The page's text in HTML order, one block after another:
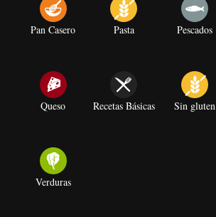
Pan Casero Pasta Pescados
Queso Recetas Básicas Sin gluten
Verduras